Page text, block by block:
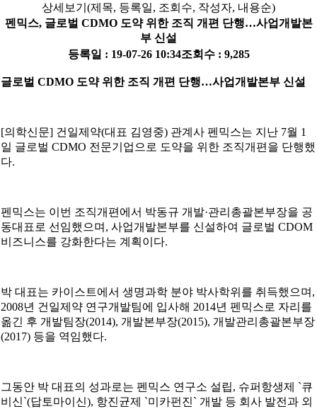
상세보기(제목, 등록일, 조회수, 작성자, 내용순)
펜믹스, 글로벌 CDMO 도약 위한 조직 개편 단행…사업개발본
부 신설
등록일 : 19-07-26 10:34조회수 : 9,285
글로벌 CDMO 도약 위한 조직 개편 단행…사업개발본부 신설
[의학신문] 건일제약(대표 김영중) 관계사 펜믹스는 지난 7월 1
일 글로벌 CDMO 전문기업으로 도약을 위한 조직개편을 단행했
다.
펜믹스는 이번 조직개편에서 박동규 개발·관리총괄본부장을 공
동대표로 선임했으며, 사업개발본부를 신설하여 글로벌 CDOM
비즈니스를 강화한다는 계획이다.
박 대표는 카이스트에서 생명과학 분야 박사학위를 취득했으며,
2008년 건일제약 연구개발팀에 입사해 2014년 펜믹스로 자리를
옮긴 후 개발팀장(2014), 개발본부장(2015), 개발관리총괄본부장
(2017) 등을 역임했다.
그동안 박 대표의 성과로는 펜믹스 연구소 설립, 슈퍼항생제 `큐
비신`(답토마이신), 항진균제 `미카펀진` 개발 등 회사 발전과 외